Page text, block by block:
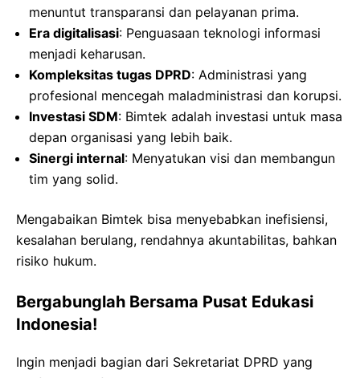
menuntut transparansi dan pelayanan prima.
Era digitalisasi: Penguasaan teknologi informasi
menjadi keharusan.
Kompleksitas tugas DPRD: Administrasi yang
profesional mencegah maladministrasi dan korupsi.
Investasi SDM: Bimtek adalah investasi untuk masa
depan organisasi yang lebih baik.
Sinergi internal: Menyatukan visi dan membangun
tim yang solid.
Mengabaikan Bimtek bisa menyebabkan inefisiensi,
kesalahan berulang, rendahnya akuntabilitas, bahkan
risiko hukum.
Bergabunglah Bersama Pusat Edukasi
Indonesia!
Ingin menjadi bagian dari Sekretariat DPRD yang